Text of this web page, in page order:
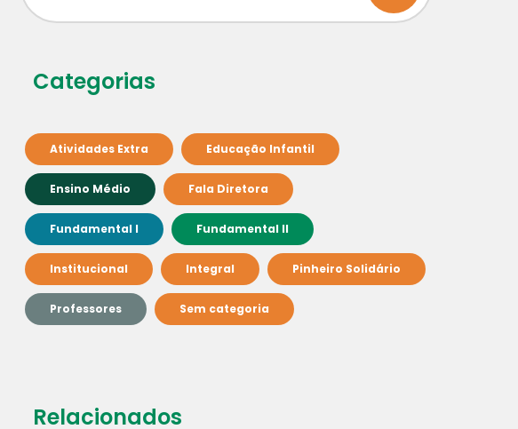
Categorias
Atividades Extra Educação Infantil
Ensino Médio Fala Diretora
Fundamental I Fundamental II
Institucional Integral Pinheiro Solidário
Professores Sem categoria
Relacionados